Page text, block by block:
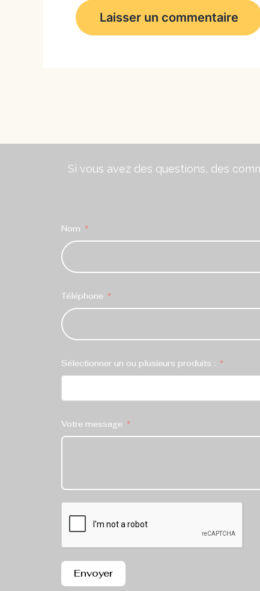
Si vous avez des questions, des
Nom
Téléphone
Sélectionner un ou plusieurs produits :
Votre message
Envoyer